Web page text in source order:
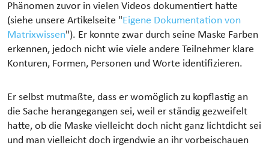
Phänomen zuvor in vielen Videos dokumentiert hatte
(siehe unsere Artikelseite " Eigene Dokumentation von
Matrixwissen"). Er konnte zwar durch seine Maske Farben
erkennen, jedoch nicht wie viele andere Teilnehmer klare
Konturen, Formen, Personen und Worte identifizieren.
Er selbst mutmaßte, dass er womöglich zu kopflastig an
die Sache herangegangen sei, weil er ständig gezweifelt
hatte, ob die Maske vielleicht doch nicht ganz lichtdicht sei
und man vielleicht doch irgendwie an ihr vorbeischauen